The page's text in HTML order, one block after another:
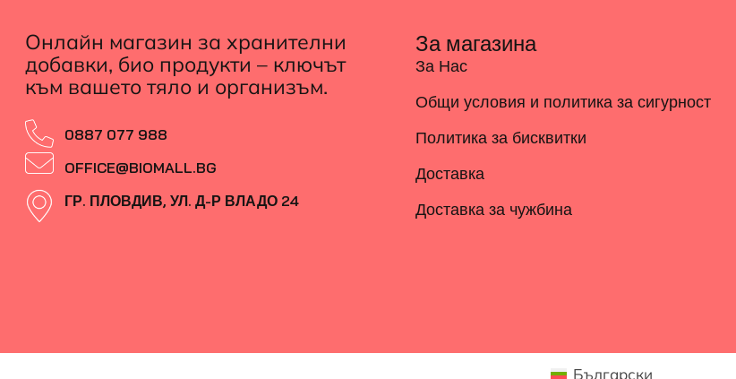
Онлайн магазин за хранителни
добавки, био продукти – ключът
към вашето тяло и организъм.
0887 077 988
OFFICE@BIOMALL.BG
ГР. ПЛОВДИВ, УЛ. Д-Р ВЛАДО 24
За магазина
За Нас
Общи условия и политика за сигурност
Политика за бисквитки
Доставка
Доставка за чужбина
Български